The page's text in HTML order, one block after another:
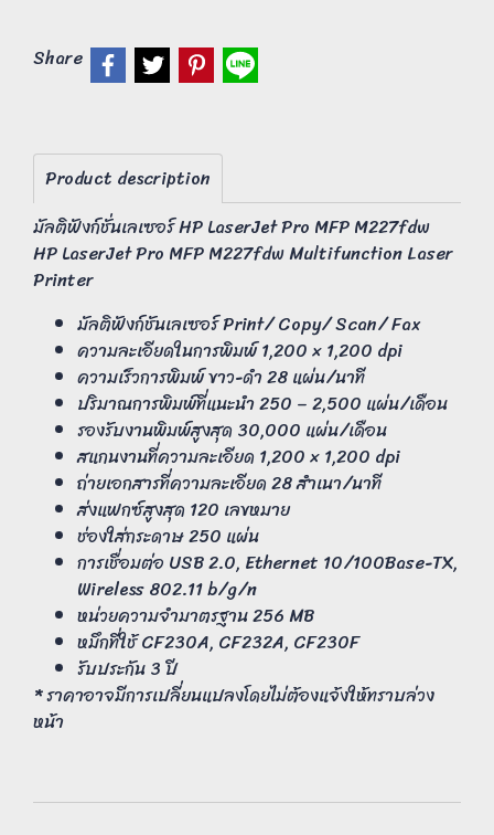
Share
Product description
มัลติฟังก์ชั่นเลเซอร์ HP LaserJet Pro MFP M227fdw
HP LaserJet Pro MFP M227fdw Multifunction Laser
Printer
มัลติฟังก์ชันเลเซอร์ Print/ Copy/ Scan/ Fax
ความละเอียดในการพิมพ์ 1,200 × 1,200 dpi
ความเร็วการพิมพ์ ขาว-ดำ 28 แผ่น/นาที
ปริมาณการพิมพ์ที่แนะนำ 250 – 2,500 แผ่น/เดือน
รองรับงานพิมพ์สูงสุด 30,000 แผ่น/เดือน
สแกนงานที่ความละเอียด 1,200 × 1,200 dpi
ถ่ายเอกสารที่ความละเอียด 28 สำเนา/นาที
ส่งแฟกซ์สูงสุด 120 เลขหมาย
ช่องใส่กระดาษ 250 แผ่น
การเชื่อมต่อ USB 2.0, Ethernet 10/100Base-TX,
Wireless 802.11 b/g/n
หน่วยความจำมาตรฐาน 256 MB
หมึกที่ใช้ CF230A, CF232A, CF230F
รับประกัน 3 ปี
* ราคาอาจมีการเปลี่ยนแปลงโดยไม่ต้องแจ้งให้ทราบล่วง
หน้า